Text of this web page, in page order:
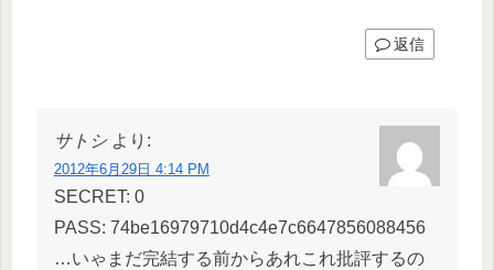
返信
サトシ より:
2012年6月29日 4:14 PM
SECRET: 0
PASS: 74be16979710d4c4e7c6647856088456
…いゃまだ完結する前からあれこれ批評するの